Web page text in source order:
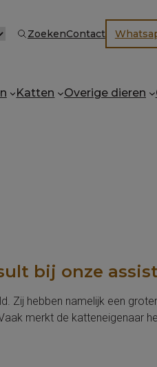
ZoekenContact
Katten Overige dieren
bij onze
Zij hebben namelijk een
merkt de katteneigenaar